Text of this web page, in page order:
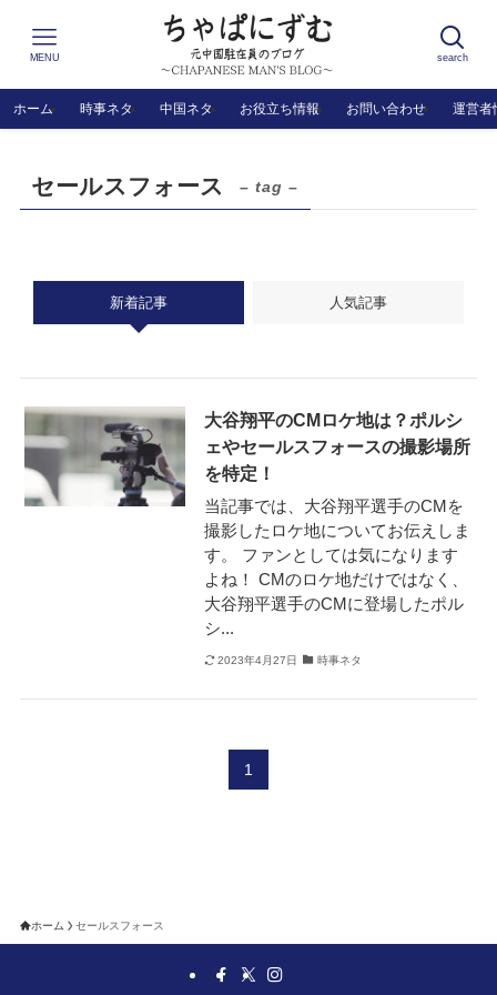
search
MENU
ホーム 時事ネタ 中国ネタ お役立ち情報 お問い合わせ 運営者
セールスフォース – tag –
新着記事 人気記事
大谷翔平のCMロケ地は？ポルシ
ェやセールスフォースの撮影場所
を特定！
当記事では、大谷翔平選手のCMを
撮影したロケ地についてお伝えしま
す。 ファンとしては気になります
よね！ CMのロケ地だけではなく、
大谷翔平選手のCMに登場したポル
シ...
2023年4月27日 時事ネタ
1
ホーム セールスフォース